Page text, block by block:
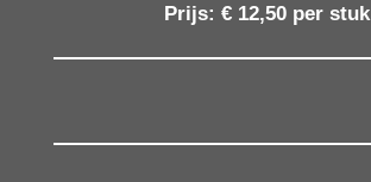
Prijs: € 12,50 per stuk